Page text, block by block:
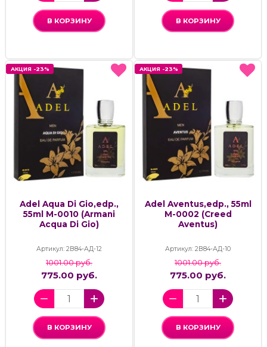
В КОРЗИНУ В КОРЗИНУ
АКЦИЯ -23%
Adel Aqua Di Gio,edp.,
55ml M-0010 (Armani
Acqua Di Gio)
Артикул: 2В84-АД-12
АКЦИЯ -23%
1001.00 руб.
775.00 руб.
В КОРЗИНУ
АКЦИЯ -23%
Adel Aventus,edp., 55ml
M-0002 (Creed
Aventus)
Артикул: 2В84-АД-10
АКЦИЯ -23%
1001.00 руб.
775.00 руб.
В КОРЗИНУ